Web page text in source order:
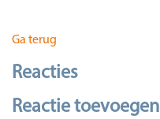
Ga terug
Reacties
Reactie toevoegen